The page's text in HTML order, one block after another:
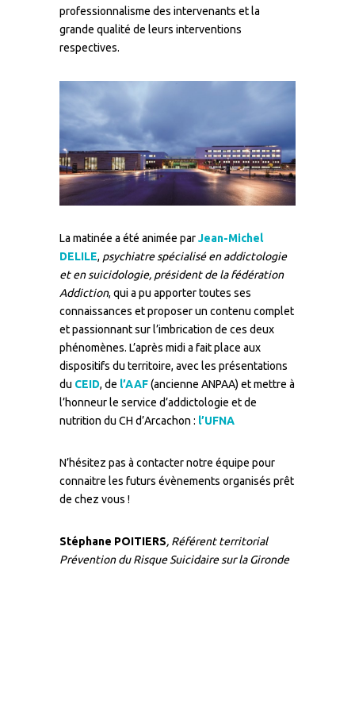
professionnalisme des intervenants et la
grande qualité de leurs interventions
respectives.
La matinée a été animée parJean-Michel
DELILE, psychiatre spécialisé en addictologie
et en suicidologie, président de la fédération
Addiction, qui a pu apporter toutes ses
connaissances et proposer un contenu complet
et passionnant sur l’imbrication de ces deux
phénomènes. L’après midi a fait place aux
dispositifs du territoire, avec les présentations
du CEID, de l’AAF(ancienne ANPAA) et mettre à
l’honneur le service d’addictologie et de
nutrition du CH d’Arcachon : l’UFNA
N’hésitez pas à contacter notre équipe pour
connaitre les futurs évènements organisés prêt
de chez vous !
Stéphane POITIERS, Référent territorial
Prévention du Risque Suicidaire sur la Gironde